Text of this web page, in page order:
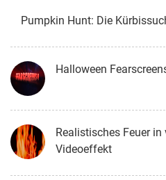
Pumpkin Hunt: Die
Halloween
Realistisches Feuer
Videoeffekt